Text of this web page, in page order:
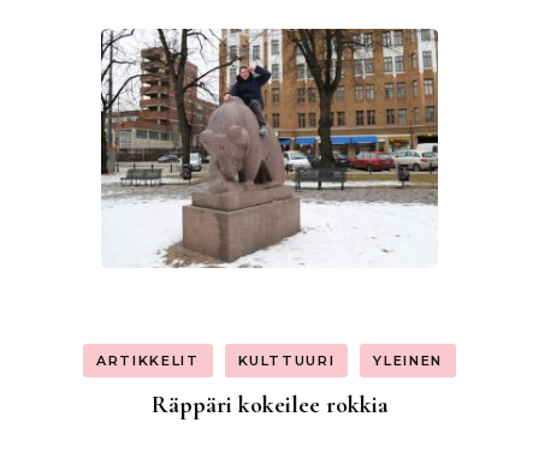
ARTIKKELIT KULTTUURI YLEINEN
Räppäri kokeilee rokkia